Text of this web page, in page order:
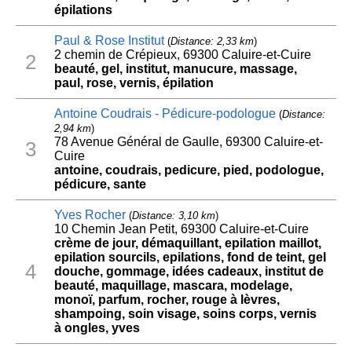
épilations
2
Paul & Rose Institut(Distance: 2,33 km)
2 chemin de Crépieux, 69300 Caluire-et-Cuire
beauté, gel, institut, manucure, massage,
paul, rose, vernis, épilation
3
Antoine Coudrais - Pédicure-podologue(Distance:
2,94 km)
78 Avenue Général de Gaulle, 69300 Caluire-et-
Cuire
antoine, coudrais, pedicure, pied, podologue,
pédicure, sante
4
Yves Rocher(Distance: 3,10 km)
10 Chemin Jean Petit, 69300 Caluire-et-Cuire
crème de jour, démaquillant, epilation maillot,
epilation sourcils, epilations, fond de teint, gel
douche, gommage, idées cadeaux, institut de
beauté, maquillage, mascara, modelage,
monoï, parfum, rocher, rouge à lèvres,
shampoing, soin visage, soins corps, vernis
à ongles, yves